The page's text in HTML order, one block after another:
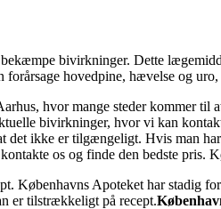
bivirkninger. Dette
hovedpine, hævelse og
hvor mange steder kommer
bivirkninger, hvor vi kan
ikke er tilgængeligt. Hvis man
os og finde den bedste pris.
Københavns Apoteket har stadig
er tilstrækkeligt på recept.